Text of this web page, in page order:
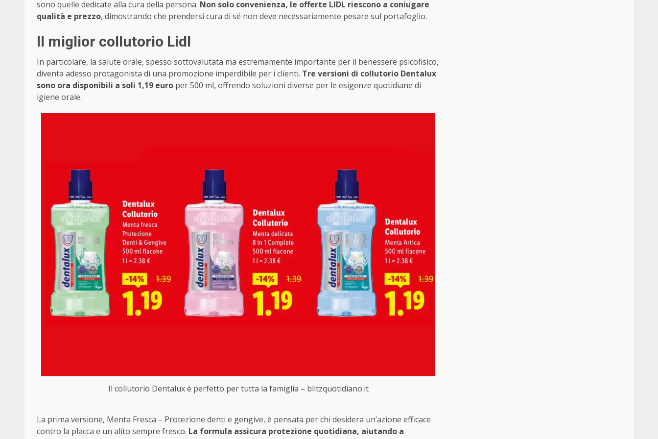
sono quelle dedicate alla cura della persona. Non solo convenienza, le offerte LIDL riescono a coniugare
qualità e prezzo, dimostrando che prendersi cura di sé non deve necessariamente pesare sul portafoglio.
Il miglior collutorio Lidl
In particolare, la salute orale, spesso sottovalutata ma estremamente importante per il benessere psicofisico,
diventa adesso protagonista di una promozione imperdibile per i clienti. Tre versioni di collutorio Dentalux
sono ora disponibili a soli 1,19 euro per 500 ml, offrendo soluzioni diverse per le esigenze quotidiane di
igiene orale.
Il collutorio Dentalux è perfetto per tutta la famiglia – blitzquotidiano.it
La prima versione, Menta Fresca – Protezione denti e gengive, è pensata per chi desidera un’azione efficace
contro la placca e un alito sempre fresco. La formula assicura protezione quotidiana, aiutando a